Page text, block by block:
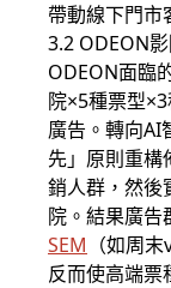
帶動線下門市
3.2 ODEON
ODEON面臨
院×5種票型
廣告。轉向AI
先」原則重構
銷人群，然後
院。結果廣告
SEM （如周
反而使高端票